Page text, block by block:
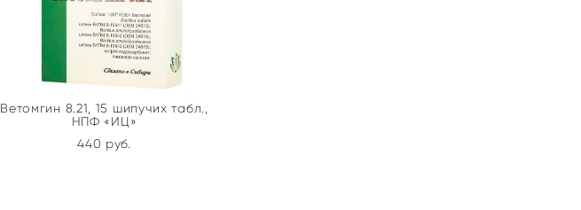
Ветомгин 8.21, 15 шипучих табл.,
НПФ «ИЦ»
440 pуб.